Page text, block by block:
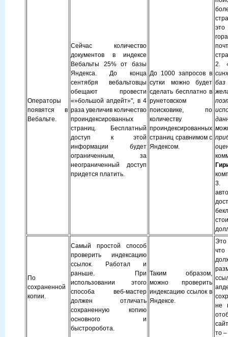
Операторы
появятся в
Вебальте.
Сейчас количество
документов в индексе
Вебальты 25% от базы
Яндекса. До конца
сентября вебальтовцы
обещают провести
«»большой апдейт»", в 4
раза увеличив количество
проиндексированных
страниц. Бесплатный
доступ к этой
информации будет
ограниченным, за
неограниченный доступ
придется платить.
До 1000 запросов в
сутки можно будет
сделать бесплатно в
рунетовском
поисковике, по
количеству
проиндексированных
страниц сравнимом с
Яндексом.
2.
3.
По
сохраненной
копии.
Самый простой способ
проверить индексацию
ссылок. Работал и
раньше. При
использовании этого
способа веб-мастер
должен отличать
сохраненную копию
основного и
быстроробота.
Таким образом,
можно проверить
индексацию ссылок в
Яндексе.
Это
не
то